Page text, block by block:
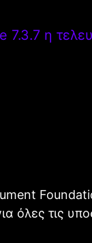
7.3.7 η
όλες τις